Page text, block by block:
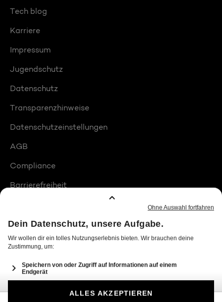
Tech blog
Karriere
Impressum
Jugendschutz
Datenschutz
Transparenzhinweise
Datenschutzeinstellungen
AGB
Compliance
Barrierefreiheit